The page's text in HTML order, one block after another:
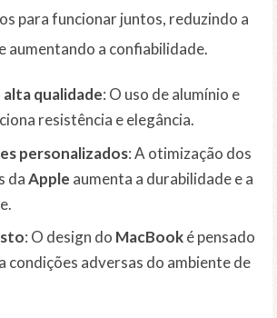
para funcionar juntos, reduzindo a
aumentando a confiabilidade.
qualidade: O uso de alumínio e
resistência e elegância.
personalizados: A otimização dos
daApple aumenta a durabilidade e a
: O design do MacBooké pensado
condições adversas do ambiente de